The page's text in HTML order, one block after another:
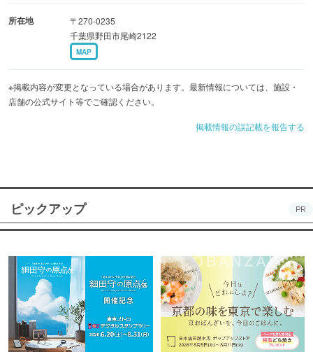
所在地
〒270-0235
千葉県野田市尾崎2122
MAP
※掲載内容が変更となっている場合があります。最新情報については、施設・
店舗の公式サイト等でご確認ください。
掲載情報の誤記載を報告する
ピックアップ PR